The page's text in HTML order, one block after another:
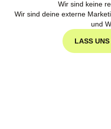
Wir sind keine
Wir sind deine externe
und
LASS